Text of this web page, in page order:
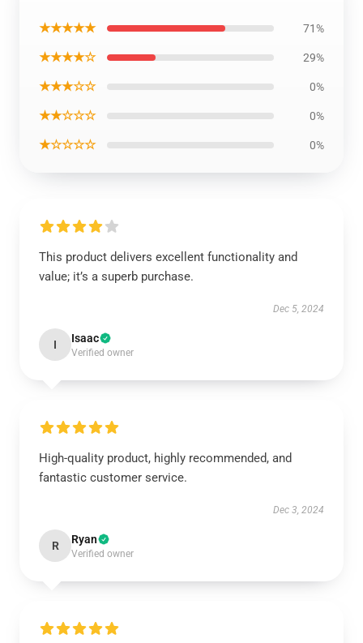
★★★★★ 71%
★★★★☆ 29%
★★★☆☆ 0%
★★☆☆☆ 0%
★☆☆☆☆ 0%
This product delivers excellent functionality and
value; it’s a superb purchase.
Dec 5, 2024
I Isaac
Verified owner
High-quality product, highly recommended, and
fantastic customer service.
Dec 3, 2024
R Ryan
Verified owner